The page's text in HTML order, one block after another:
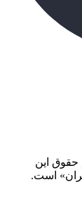
حقوق این
است.